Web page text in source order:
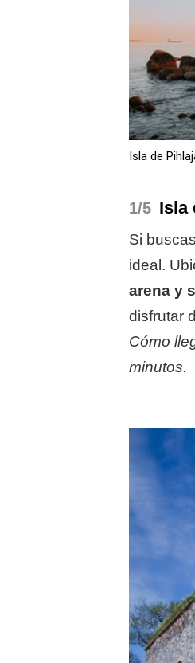
Isla de
/5 Isla
Si
ideal.
arena y
disfrutar
Cómo
minutos.